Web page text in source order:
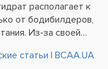
располагает к
от бодибилдеров,
Из-за своей
методик,
статьи | BCAA.UA